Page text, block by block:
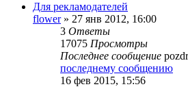
Для рекламодателей
flower» 27 янв 2012, 16:00
3 Ответы
17075 Просмотры
Последнее сообщение
последнему сообщению
16 фев 2015, 15:56